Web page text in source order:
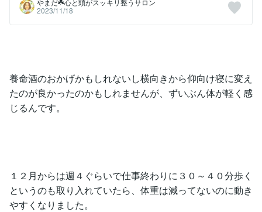
2023/11/18
養命酒のおかげかもしれないし横向きから仰向け寝に変え
たのが良かったのかもしれませんが、ずいぶん体が軽く感
じるんです。
１２月からは週４ぐらいで仕事終わりに３０～４０分歩く
というのも取り入れていたら、体重は減ってないのに動き
やすくなりました。